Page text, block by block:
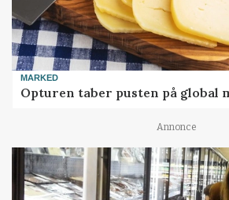
MARKED
Opturen taber pusten på global
Annonce